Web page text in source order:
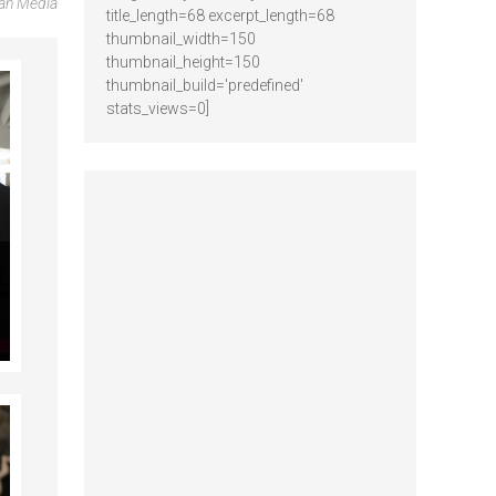
title_length=68 excerpt_length=68
thumbnail_width=150
thumbnail_height=150
thumbnail_build='predefined'
stats_views=0]